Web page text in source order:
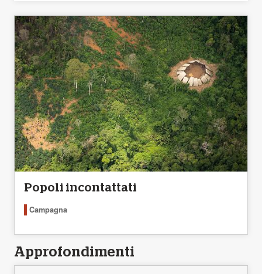
Popoli incontattati
Campagna
Approfondimenti